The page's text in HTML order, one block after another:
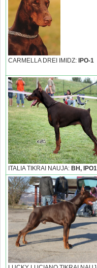
CARMELLA DREI IMIDZ: IPO-1
ITALIA TIKRAI NAUJA: BH, IPO1